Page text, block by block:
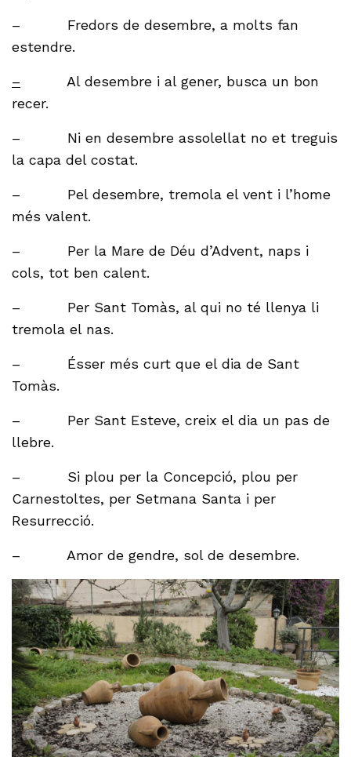
– Fredors de desembre, a molts fan
estendre.
– Al desembre i al gener, busca un bon
recer.
– Ni en desembre assolellat no et treguis
la capa del costat.
– Pel desembre, tremola el vent i l’home
més valent.
– Per la Mare de Déu d’Advent, naps i
cols, tot ben calent.
– Per Sant Tomàs, al qui no té llenya li
tremola el nas.
– Ésser més curt que el dia de Sant
Tomàs.
– Per Sant Esteve, creix el dia un pas de
llebre.
– Si plou per la Concepció, plou per
Carnestoltes, per Setmana Santa i per
Resurrecció.
– Amor de gendre, sol de desembre.